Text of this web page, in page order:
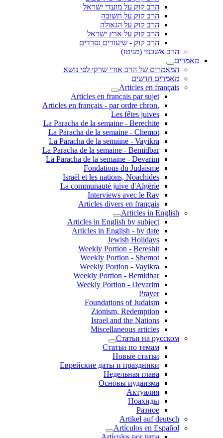
הרב קוק על מועדי ישראל
הרב קוק על תשובה
הרב קוק על הגאולה
הרב קוק על ארץ ישראל
הרב קוק - שיעורים נפרדים
הרב אשכנזי (מניטו)
מאמרים
המאמרים של הרב אורי שרקי לפי נושא
מאמרים חדשים
Articles en français
Articles en français par sujet
.Articles en français - par ordre chron
Les fêtes juives
La Paracha de la semaine - Berechite
La Paracha de la semaine - Chemot
La Paracha de la semaine - Vayikra
La Paracha de la semaine - Bemidbar
La Paracha de la semaine - Devarim
Fondations du Judaisme
Israël et les nations, Noachides
La communauté juive d'Algérie
Interviews avec le Rav
Articles divers en français
Articles in English
Articles in English by subject
Articles in English - by date
Jewish Holidays
Weekly Portion - Bereshit
Weekly Portion - Shemot
Weekly Portion - Vayikra
Weekly Portion - Bemidbar
Weekly Portion - Devarim
Prayer
Foundations of Judaism
Zionism, Redemption
Israel and the Nations
Miscellaneous articles
Статьи на русском
Статьи по темам
Новые статьи
Еврейские даты и праздники
Недельная глава
Основы иудаизма
Актуалия
Ноахиды
Разное
Artikel auf deutsch
Artículos en Español